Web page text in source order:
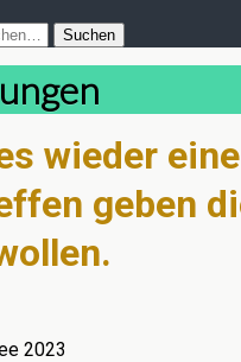
wieder
geben
2023